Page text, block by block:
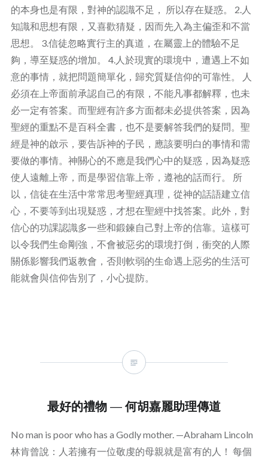
的本身也是有限，對神的認識不足， 所以存在疑惑。 2.人
知識和思想有限，又喜歡猜疑，因而先入為主偏歪和不當
思想。 3.信徒忽略實行主的真道，在屬靈上的體驗不足
夠，導至疑惑的增加。 4.人於現實的環境中，遭遇上不如
意的事情，就把問題簡單化，歸究質疑信仰的可靠性。 人
必須在上帝面前承認自己的有限，不能凡事都解釋，也未
必一定有答案。而聖經有許多方面都未必提供答案，因為
聖經的重點不是百科全書，也不是要解答我們的疑問。聖
經是神的啟示，要告訴神的子民，應該要明白的事情和需
要做的事情。神關心的不應是我們心中的疑惑，因為疑惑
使人遠離上帝，而是學習信靠上帝，遵祂的話而行。 所
以，信徒在生活中常常思考聖經真理，從神的話語建立信
心，不要等到出現疑惑，才想在聖經中找答案。此外，對
信心的功課認識多一些和鍛鍊自己對上帝的信靠。這樣可
以令我們生命剛強，不會被惡劣的環境打倒，衝突的人際
關係影響我們返教會，否則軟弱的生命遇上惡劣的生活可
能就會與信仰告別了，小心提防。
最好的禮物 — 何胡嘉麗助理傳道
No man is poor who has a Godly mother. —Abraham Lincoln
林肯曾說：人若擁有一位敬虔的母親就是富有的人！ 每個